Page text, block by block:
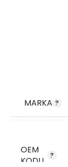
MARKA
OEM
KODU